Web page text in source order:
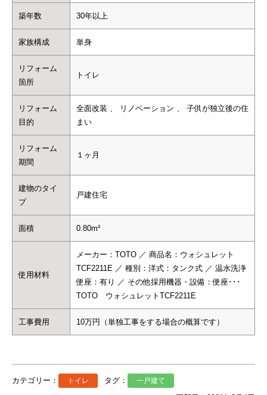
築年数 30年以上
家族構成 単身
リフォーム
箇所
トイレ
リフォーム
目的
全面改装 、 リノベーション 、 子供が独立後の住
まい
リフォーム
期間
１ヶ月
建物のタイ
プ
戸建住宅
面積 0.80m²
使用材料
メーカー：TOTO ／ 商品名：ウォシュレット
TCF2211E ／ 種別：洋式：タンク式 ／ 温水洗浄
便座：有り ／ その他採用機器・設備：便座･･･
TOTO ウォシュレットTCF2211E
工事費用 10万円（単独工事をする場合の概算です）
カテゴリー： トイレ タグ： 一戸建て